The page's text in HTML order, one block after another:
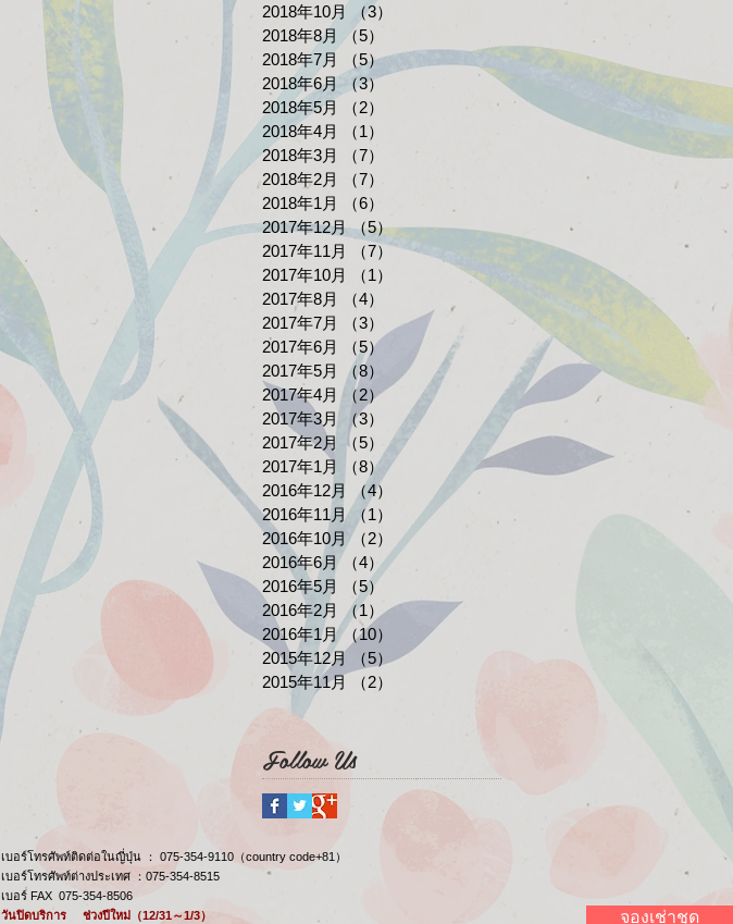
2018年10月
（3）
2018年8月 （5）
2018年7月
（5）5件の記事
2018年6月
（3）
2018年5月
（2）
2018年4月
（1）
2018年3月
（7）
7件の記事
2018年2月
（7）
2018年1月
（6）
2017年12月 （5）5件の記事
2017年11月
（7）7件の記事
2017年10月
（1）
1件の記事
2017年8月
（4）
2017年7月
（3）
3件の記事
2017年6月
（5）
5件の記事
2017年5月
（8）
8件の記事
2017年4月 （2）2件の記事
2017年3月
（3）
3件の記事
2017年2月
（5）
5件の記事
2017年1月
（8） 8件の記事
2016年12月
（4）
4件の記事
2016年11月
（1）
1件の記事
2016年10月 （2）
2件の記事
2016年6月
（4）4件の記事
2016年5月
（5）
2016年2月
（1）1件の記事
2016年1月 （10）
10件の記事
2015年12月
（5）5件の記事
2015年11月
（2）
Follow Us
จองเช่าชุด
เบอร์โทรศัพท์ติดต่อในญี่ปุ่น ： 075-354-9110（country code+81）
เบอร์โทรศัพท์ต่างประเทศ ：075-354-8515
เบอร์ FAX 075-354-8506
วันปิดบริการ ช่วงปีใหม่（12/31～1/3）